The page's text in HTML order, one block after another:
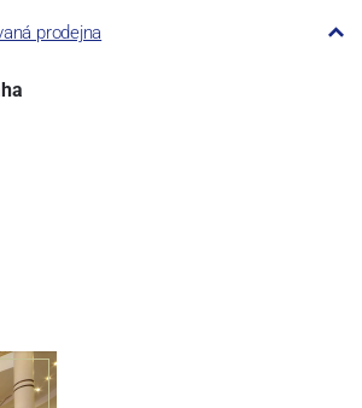
prodejna